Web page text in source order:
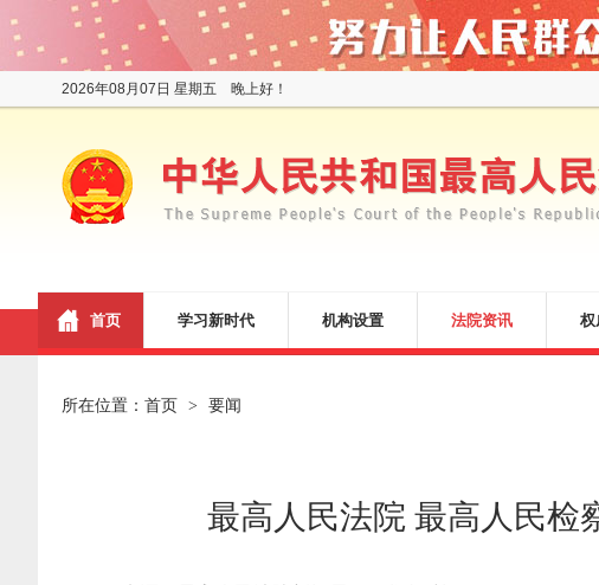
2026年08月07日 星期五 晚上好！
首页 学习新时代 机构设置 法院资讯 权
所在位置： 首页 > 要闻
最高人民法院 最高人民检